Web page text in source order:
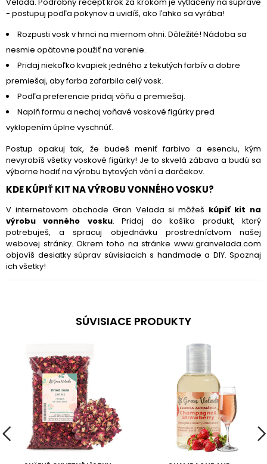
Velada. Podrobný recept krok za krokom je vytlačený na súprave
- postupuj podľa pokynov a uvidíš, ako ľahko sa vyrába!
Rozpusti vosk v hrnci na miernom ohni. Dôležité! Nádoba sa
nesmie opätovne použiť na varenie.
Pridaj niekoľko kvapiek jedného z tekutých farbív a dobre
premiešaj, aby farba zafarbila celý vosk.
Podľa preferencie pridaj vôňu a premiešaj.
Naplň formu a nechaj voňavé voskové figúrky pred
vyklopením úplne vyschnúť.
Postup opakuj tak, že budeš meniť farbivo a esenciu, kým
nevyrobíš všetky voskové figúrky! Je to skvelá zábava a budú sa
výborne hodiť na výrobu bytových vôní a darčekov.
KDE KÚPIŤ KIT NA VÝROBU VONNÉHO VOSKU?
V internetovom obchode Gran Velada si môžeš kúpiť kit na
výrobu vonného vosku. Pridaj do košíka produkt, ktorý
potrebuješ, a spracuj objednávku prostredníctvom našej
webovej stránky. Okrem toho na stránke www.granvelada.com
objavíš desiatky súprav súvisiacich s handmade a DIY. Spoznaj
ich všetky!
SÚVISIACE PRODUKTY